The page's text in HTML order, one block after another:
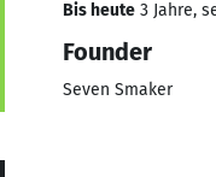
Bis heute 3 Jahre,
Founder
Seven Smaker